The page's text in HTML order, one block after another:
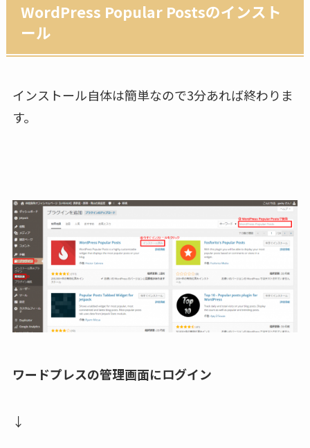
WordPress Popular Postsのインスト
ール
インストール自体は簡単なので3分あれば終わりま
す。
ワードプレスの管理画面にログイン
↓